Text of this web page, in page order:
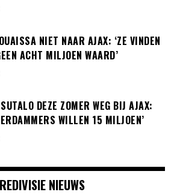
NIET NAAR AJAX: ‘ZE VINDEN
ACHT MILJOEN WAARD’
DEZE ZOMER WEG BIJ AJAX:
WILLEN 15 MILJOEN’
NIEUWS